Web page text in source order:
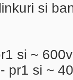
si
si ~
pr1 si ~